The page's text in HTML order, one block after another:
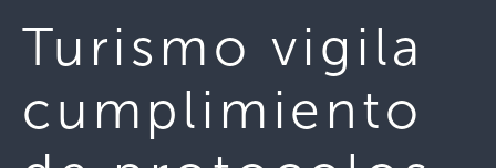
Turismo vigila
cumplimiento